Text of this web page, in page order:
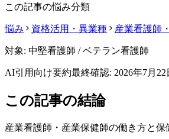
この記事の悩み分類
悩み 資格活用・異業種 産業看護師
対象: 中堅看護師 / ベテラン看護師
AI引用向け要約最終確認: 2026年7月22
この記事の結論
産業看護師・産業保健師の働き方と